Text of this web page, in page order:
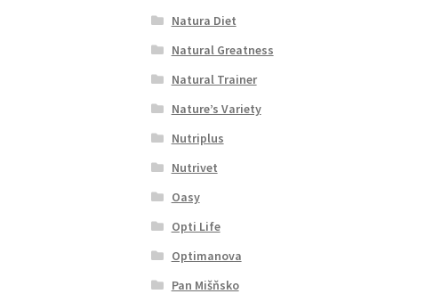
Natura Diet
Natural Greatness
Natural Trainer
Nature’s Variety
Nutriplus
Nutrivet
Oasy
Opti Life
Optimanova
Pan Mišňsko